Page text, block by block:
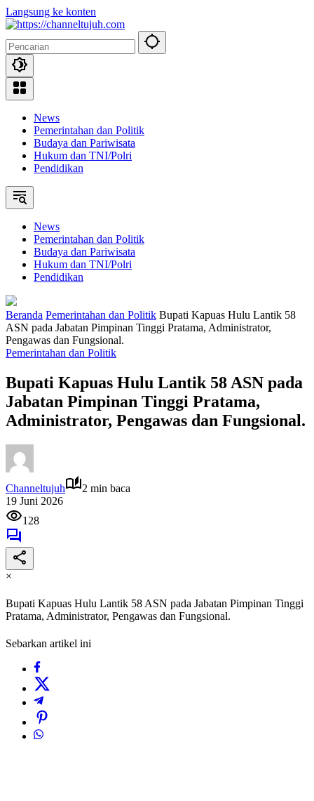
Langsung ke konten
News
Pemerintahan dan Politik
Budaya dan Pariwisata
Hukum dan TNI/Polri
Pendidikan
News
Pemerintahan dan Politik
Budaya dan Pariwisata
Hukum dan TNI/Polri
Pendidikan
Beranda Pemerintahan dan Politik Bupati Kapuas Hulu Lantik 58
ASN pada Jabatan Pimpinan Tinggi Pratama, Administrator,
Pengawas dan Fungsional.
Pemerintahan dan Politik
Bupati Kapuas Hulu Lantik 58 ASN pada
Jabatan Pimpinan Tinggi Pratama,
Administrator, Pengawas dan Fungsional.
Channeltujuh
2 min baca
19 Juni 2026
128
×
Bupati Kapuas Hulu Lantik 58 ASN pada Jabatan Pimpinan Tinggi
Pratama, Administrator, Pengawas dan Fungsional.
Sebarkan artikel ini